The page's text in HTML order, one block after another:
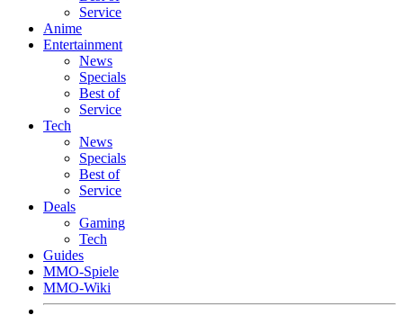
Service
Anime
Entertainment
News
Specials
Best of
Service
Tech
News
Specials
Best of
Service
Deals
Gaming
Tech
Guides
MMO-Spiele
MMO-Wiki